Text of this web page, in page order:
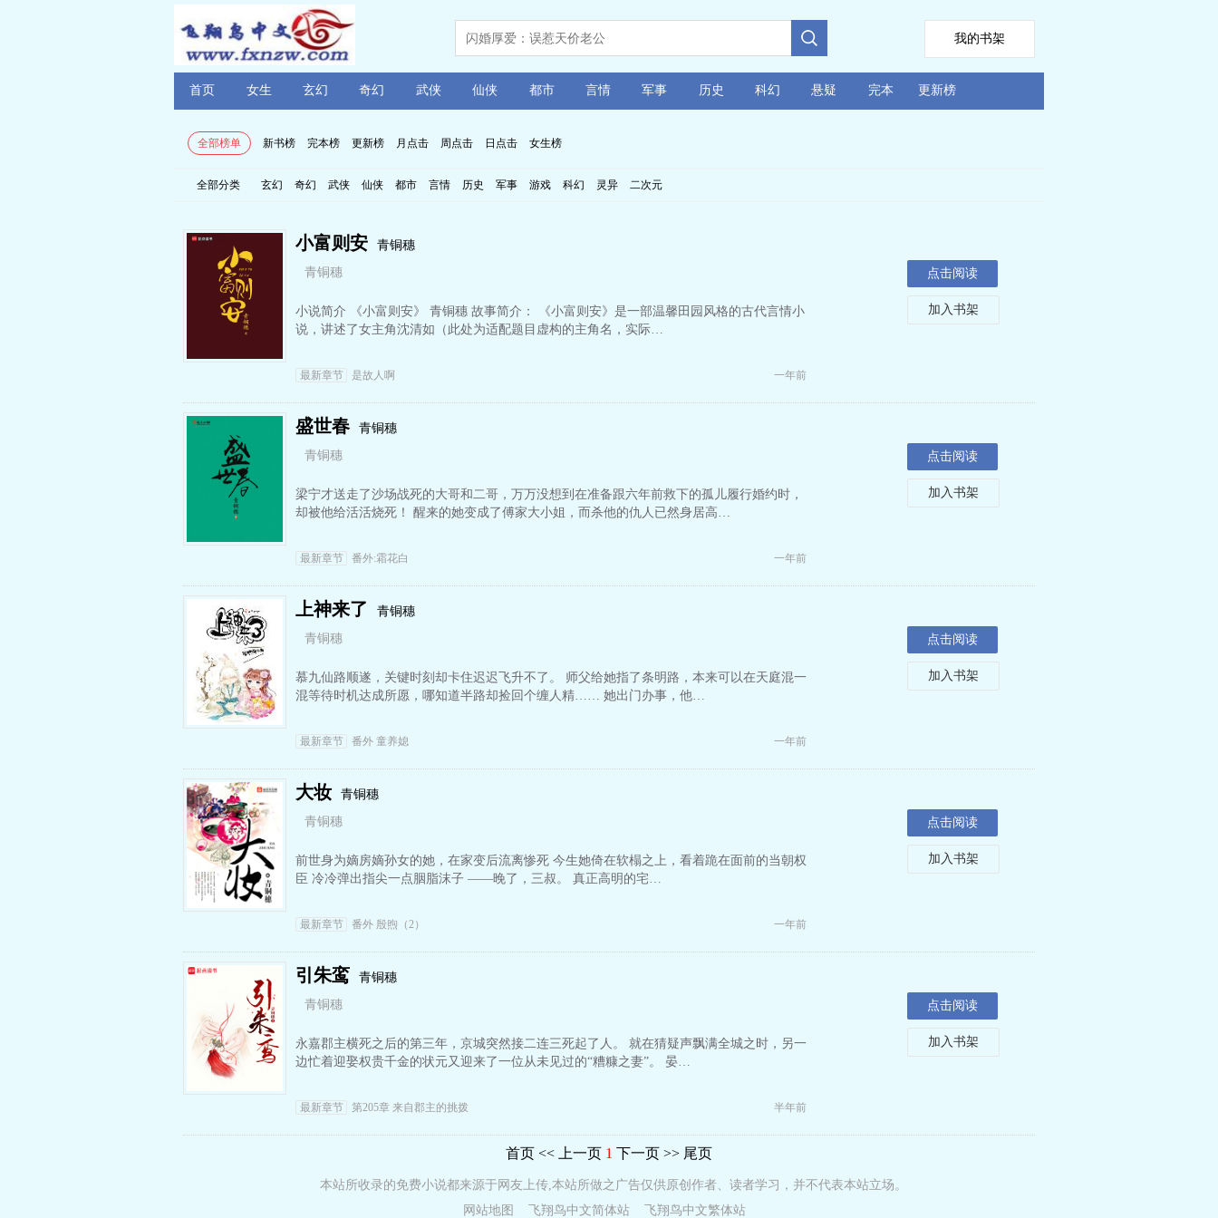
我的书架
首页 女生 玄幻 奇幻 武侠 仙侠 都市 言情 军事 历史 科幻 悬疑 完本 更新榜
全部榜单 新书榜 完本榜 更新榜 月点击 周点击 日点击 女生榜
全部分类 玄幻 奇幻 武侠 仙侠 都市 言情 历史 军事 游戏 科幻 灵异 二次元
小富则安
青铜穗
青铜穗
小说简介 《小富则安》 青铜穗 故事简介： 《小富则安》是一部温馨田园风格的古代言情小
说，讲述了女主角沈清如（此处为适配题目虚构的主角名，实际…
最新章节 是故人啊 一年前
点击阅读
加入书架
盛世春
青铜穗
青铜穗
梁宁才送走了沙场战死的大哥和二哥，万万没想到在准备跟六年前救下的孤儿履行婚约时，
却被他给活活烧死！ 醒来的她变成了傅家大小姐，而杀他的仇人已然身居高…
最新章节 番外:霜花白 一年前
点击阅读
加入书架
上神来了
青铜穗
青铜穗
慕九仙路顺遂，关键时刻却卡住迟迟飞升不了。 师父给她指了条明路，本来可以在天庭混一
混等待时机达成所愿，哪知道半路却捡回个缠人精…… 她出门办事，他…
最新章节 番外 童养媳 一年前
点击阅读
加入书架
大妆
青铜穗
青铜穗
前世身为嫡房嫡孙女的她，在家变后流离惨死 今生她倚在软榻之上，看着跪在面前的当朝权
臣 冷冷弹出指尖一点胭脂沫子 ——晚了，三叔。 真正高明的宅…
最新章节 番外 殷煦（2） 一年前
点击阅读
加入书架
引朱鸾
青铜穗
青铜穗
永嘉郡主横死之后的第三年，京城突然接二连三死起了人。 就在猜疑声飘满全城之时，另一
边忙着迎娶权贵千金的状元又迎来了一位从未见过的“糟糠之妻”。 晏…
最新章节 第205章 来自郡主的挑拨 半年前
点击阅读
加入书架
首页 << 上一页 1 下一页 >> 尾页
本站所收录的免费小说都来源于网友上传,本站所做之广告仅供原创作者、读者学习，并不代表本站立场。
网站地图
飞翔鸟中文简体站 飞翔鸟中文繁体站